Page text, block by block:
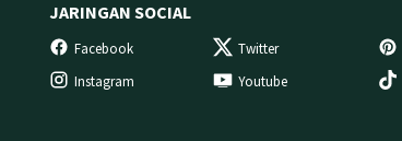
JARINGAN SOCIAL
Facebook Twitter
Instagram
Youtube